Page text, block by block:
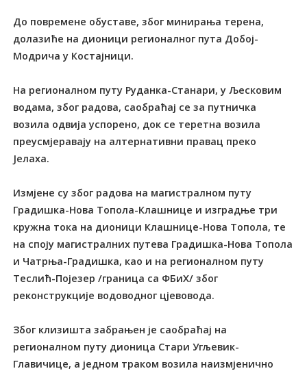
До повремене обуставе, због минирања терена,
долазиће на дионици регионалног пута Добој-
Модрича у Костајници.
На регионалном путу Руданка-Станари, у Љесковим
водама, због радова, саобраћај се за путничка
возила одвија успорено, док се теретна возила
преусмјеравају на алтернативни правац преко
Јелаха.
Измјене су због радова на магистралном путу
Градишка-Нова Топола-Клашнице и изградње три
кружна тока на дионици Клашнице-Нова Топола, те
на споју магистралних путева Градишка-Нова Топола
и Чатрња-Градишка, као и на регионалном путу
Теслић-Појезер /граница са ФБиХ/ због
реконструкције водоводног цјевовода.
Због клизишта забрањен је саобраћај на
регионалном путу дионица Стари Угљевик-
Главичице, а једном траком возила наизмјенично